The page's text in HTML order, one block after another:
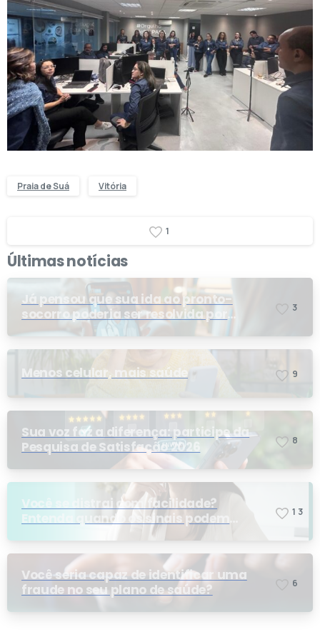
Praia de Suá Vitória
1
Últimas notícias
Já pensou que sua ida ao pronto-
socorro poderia ser resolvida por
telemedicina?
3
Menos celular, mais saúde 9
Sua voz faz a diferença: participe da
Pesquisa de Satisfação 2026
8
Você se distrai com facilidade?
Entenda quando os sinais podem
1 3
Você seria capaz de identificar uma
fraude no seu plano de saúde?
6